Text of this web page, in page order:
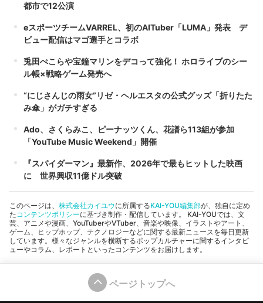
都市で12公演
eスポーツチームVARREL、初のAITuber「LUMA」発表 デ
ビュー配信はマゴ選手とコラボ
兎田ぺこらや宝鐘マリンをデコって強化！ ホロライブのシー
ル帳×戦略ゲーム発売へ
“にじさんじの雨女”リゼ・ヘルエスタの公式グッズ「折りたた
み傘」がガチすぎる
Ado、さくらみこ、ピーナッツくん、花譜ら113組が参加
「YouTube Music Weekend」開催
『スパイダーマン』最新作、2026年で最もヒットした映画
に 世界興収11億ドル突破
このページは、 株式会社カイユウに所属するKAI-YOU編集部が、独自に定め
たコンテンツポリシーに基づき制作・配信しています。 KAI-YOUでは、文
芸、アニメや漫画、YouTuberやVTuber、音楽や映像、イラストやアート、
ゲーム、ヒップホップ、テクノロジーなどに関する最新ニュースを毎日更新
しています。様々なジャンルを横断するポップカルチャーに関するインタビ
ューやコラム、レポートといったコンテンツをお届けします。
ページトップへ